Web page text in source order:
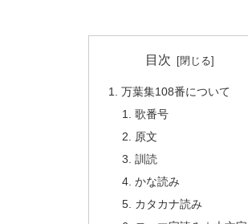
目次
万葉集108番について
歌番号
原文
訓読
かな読み
カタカナ読み